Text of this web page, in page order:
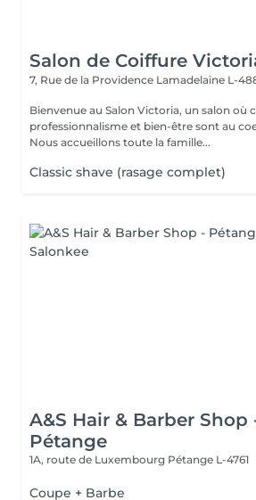
Salon de Coiffure
7, Rue de la Providence Lamadelaine L-
Bienvenue au Salon Victoria, un salon où
professionnalisme et bien-être sont au
Nous accueillons toute la famille...
Classic shave (rasage complet)
A&S Hair & Barber Shop
Pétange
1A, route de Luxembourg Pétange L-4761
Coupe + Barbe